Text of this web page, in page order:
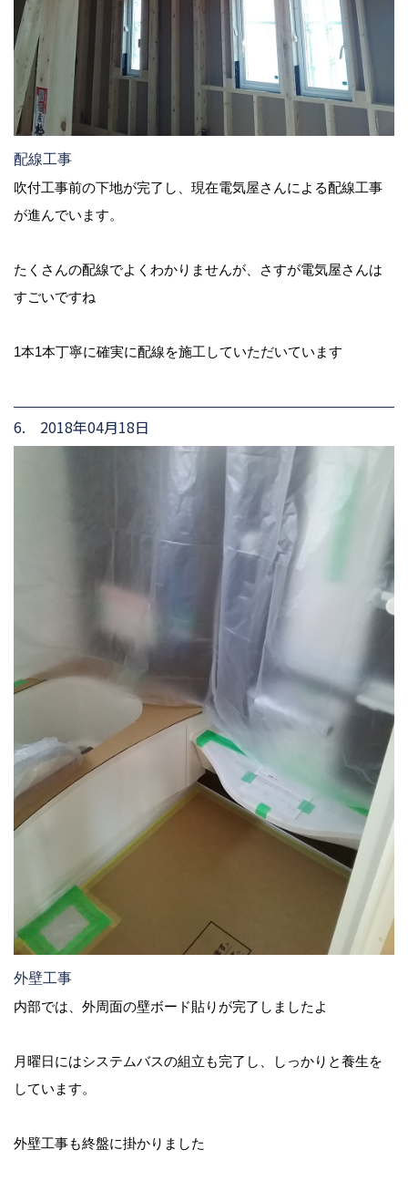
配線工事
吹付工事前の下地が完了し、現在電気屋さんによる配線工事
が進んでいます。
たくさんの配線でよくわかりませんが、さすが電気屋さんは
すごいですね
1本1本丁寧に確実に配線を施工していただいています
6. 2018年04月18日
外壁工事
内部では、外周面の壁ボード貼りが完了しましたよ
月曜日にはシステムバスの組立も完了し、しっかりと養生を
しています。
外壁工事も終盤に掛かりました